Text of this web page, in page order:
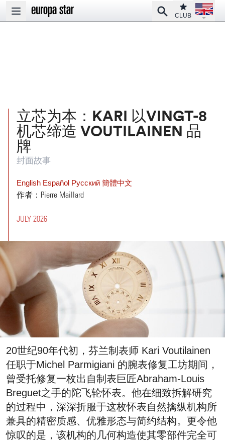
Open main menu
SearchClub
CLUB
Open
立芯为本：KARI 以VINGT-8
机芯缔造 VOUTILAINEN 品
牌
封面故事
English Español Pусский 簡體中文
作者：Pierre Maillard
JULY 2026
20世纪90年代初，芬兰制表师 Kari Voutilainen
任职于Michel Parmigiani 的腕表修复工坊期间，
曾受托修复一枚出自制表巨匠Abraham-Louis
Breguet之手的陀飞轮怀表。他在细致拆解研究
的过程中，深深折服于这枚怀表自然擒纵机构所
兼具的精密质感、优雅形态与简约结构。更令他
惊叹的是，该机构的几何构造使其零部件完全可